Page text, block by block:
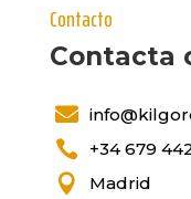
Contacto
Contacta

 +34 679
 Madrid